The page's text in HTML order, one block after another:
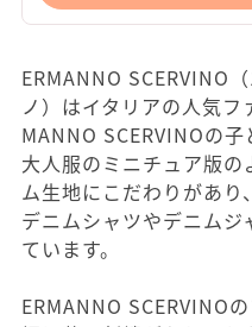
ERMANNO SCERVINO
ノ）はイタリアの人気フ
MANNO SCERVINOの
大人服のミニチュア版
ム生地にこだわりがあり
デニムシャツやデニム
ています。
ERMANNO SCERVINO